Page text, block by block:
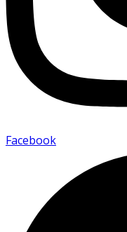
Facebook